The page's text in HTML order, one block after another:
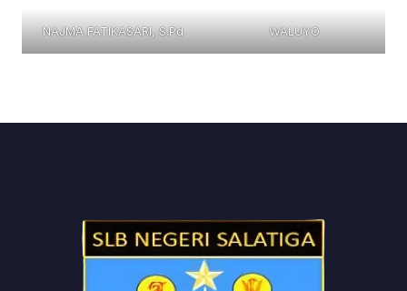
NAJMA FATIKASARI, S.Pd WALUYO